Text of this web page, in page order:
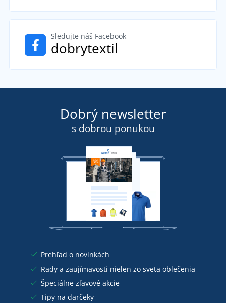
Sledujte náš Facebook
dobrytextil
Dobrý newsletter
s dobrou ponukou
Prehľad o novinkách
Rady a zaujímavosti nielen zo sveta oblečenia
Špeciálne zľavové akcie
Tipy na darčeky